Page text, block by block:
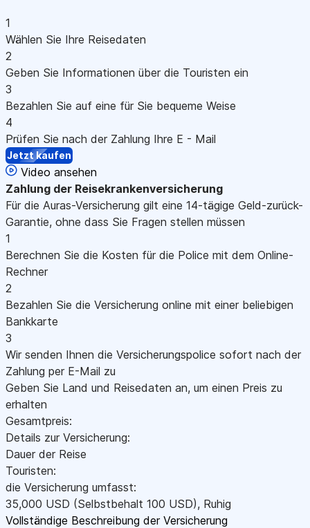
1
Wählen Sie Ihre Reisedaten
2
Geben Sie Informationen über die Touristen ein
3
Bezahlen Sie auf eine für Sie bequeme Weise
4
Prüfen Sie nach der Zahlung Ihre E - Mail
Jetzt kaufen
Video ansehen
Zahlung der Reisekrankenversicherung
Für die Auras-Versicherung gilt eine 14-tägige Geld-zurück-
Garantie, ohne dass Sie Fragen stellen müssen
1
Berechnen Sie die Kosten für die Police mit dem Online-
Rechner
2
Bezahlen Sie die Versicherung online mit einer beliebigen
Bankkarte
3
Wir senden Ihnen die Versicherungspolice sofort nach der
Zahlung per E-Mail zu
Geben Sie Land und Reisedaten an, um einen Preis zu
erhalten
Gesamtpreis:
Details zur Versicherung:
Dauer der Reise
Touristen:
die Versicherung umfasst:
35,000 USD (Selbstbehalt 100 USD), Ruhig
Vollständige Beschreibung der Versicherung